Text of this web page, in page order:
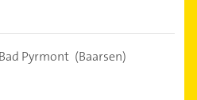
Pyrmont (Baarsen)